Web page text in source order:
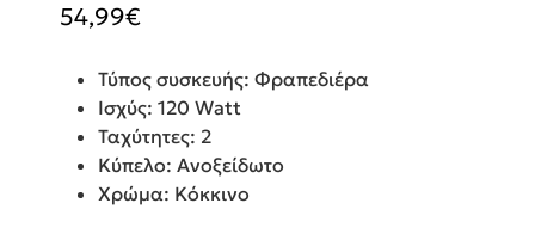
54,99€
Τύπος συσκευής: Φραπεδιέρα
Ισχύς: 120 Watt
Ταχύτητες: 2
Κύπελο: Ανοξείδωτο
Χρώμα: Κόκκινο